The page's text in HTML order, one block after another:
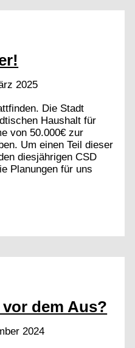
2025
Die Stadt
Haushalt für
von 50.000€ zur
Um einen Teil dieser
diesjährigen CSD
Planungen für uns
dem Aus?
2024